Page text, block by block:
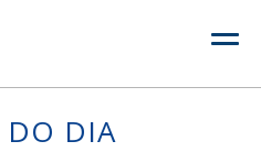
DO DIA